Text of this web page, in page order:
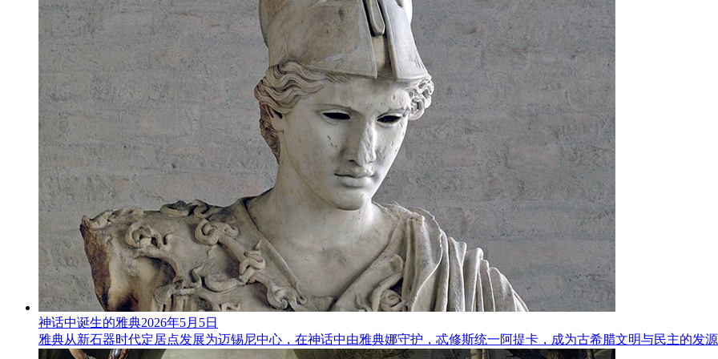
神话中诞生的雅典2026年5月5日
雅典从新石器时代定居点发展为迈锡尼中心，在神话中由雅典娜守护，忒修斯统一阿提卡，成为古希腊文明与民主的发